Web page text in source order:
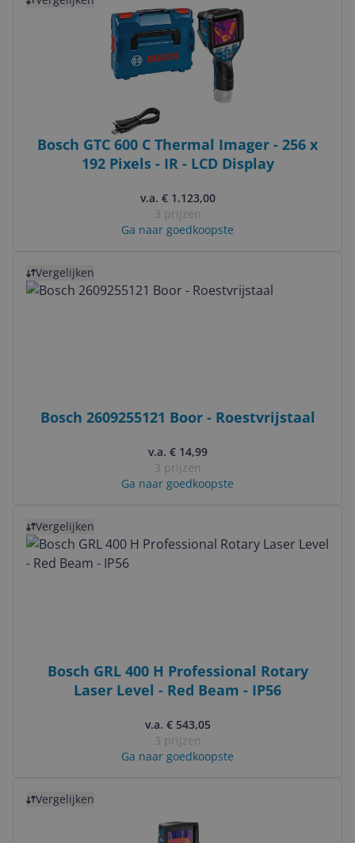
Bosch GTC 600 C Thermal Imager - 256 x
192 Pixels - IR - LCD Display
v.a. € 1.123,00
3 prijzen
Ga naar goedkoopste
Vergelijken
Bosch 2609255121 Boor - Roestvrijstaal
v.a. € 14,99
3 prijzen
Ga naar goedkoopste
Vergelijken
Bosch GRL 400 H Professional Rotary
Laser Level - Red Beam - IP56
v.a. € 543,05
3 prijzen
Ga naar goedkoopste
Vergelijken